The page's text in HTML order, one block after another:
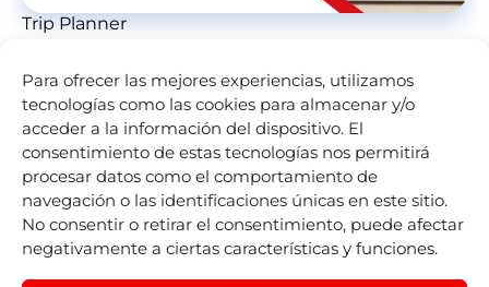
Para ofrecer las mejores experiencias, utilizamos
tecnologías como las cookies para almacenar y/o
acceder a la información del dispositivo. El
consentimiento de estas tecnologías nos permitirá
procesar datos como el comportamiento de
navegación o las identificaciones únicas en este sitio.
No consentir o retirar el consentimiento, puede afectar
negativamente a ciertas características y funciones.
Trip Planner